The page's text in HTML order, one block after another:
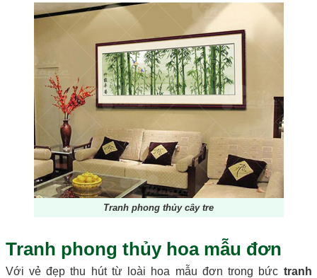
Tranh phong thủy cây tre
Tranh phong thủy hoa mẫu đơn
Với vẻ đẹp thu hút từ loài hoa mẫu đơn trong bức tranh